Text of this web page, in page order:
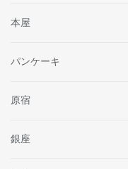
本屋
パンケーキ
原宿
銀座